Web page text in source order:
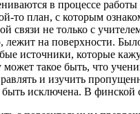
в процессе
то план, с которым
связи не только с
на поверхности.
источники, которые
может такое быть, что
и изучить
исключена. В финской